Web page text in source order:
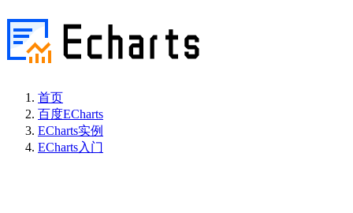
首页
百度ECharts
ECharts实例
ECharts入门